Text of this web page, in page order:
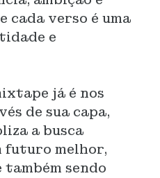
cada verso é uma
e
já é nos
de sua capa,
a busca
futuro melhor,
também sendo